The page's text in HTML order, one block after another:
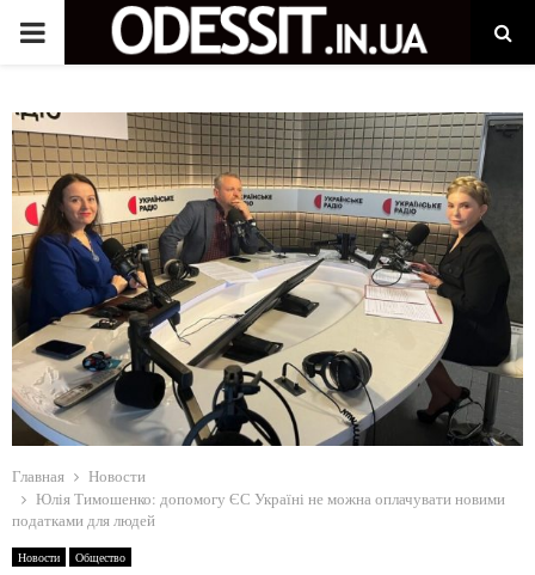
P
I
M
A
R
Y
M
E
Главная
Новости
Юлія Тимошенко: допомогу ЄС Україні не можна оплачувати новими
податками для людей
Новости Общество